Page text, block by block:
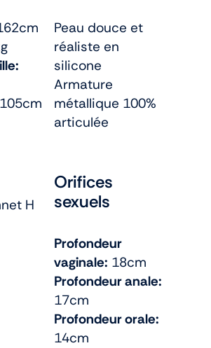
105cm
H
Peau douce et
réaliste en
silicone
Armature
métallique 100%
articulée
Orifices
sexuels
Profondeur
vaginale: 18cm
Profondeur anale:
17cm
Profondeur orale:
14cm